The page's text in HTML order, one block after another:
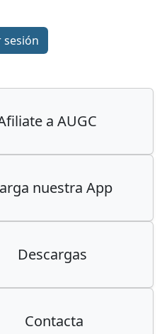
sesión
a AUGC
nuestra App
Descargas
Contacta